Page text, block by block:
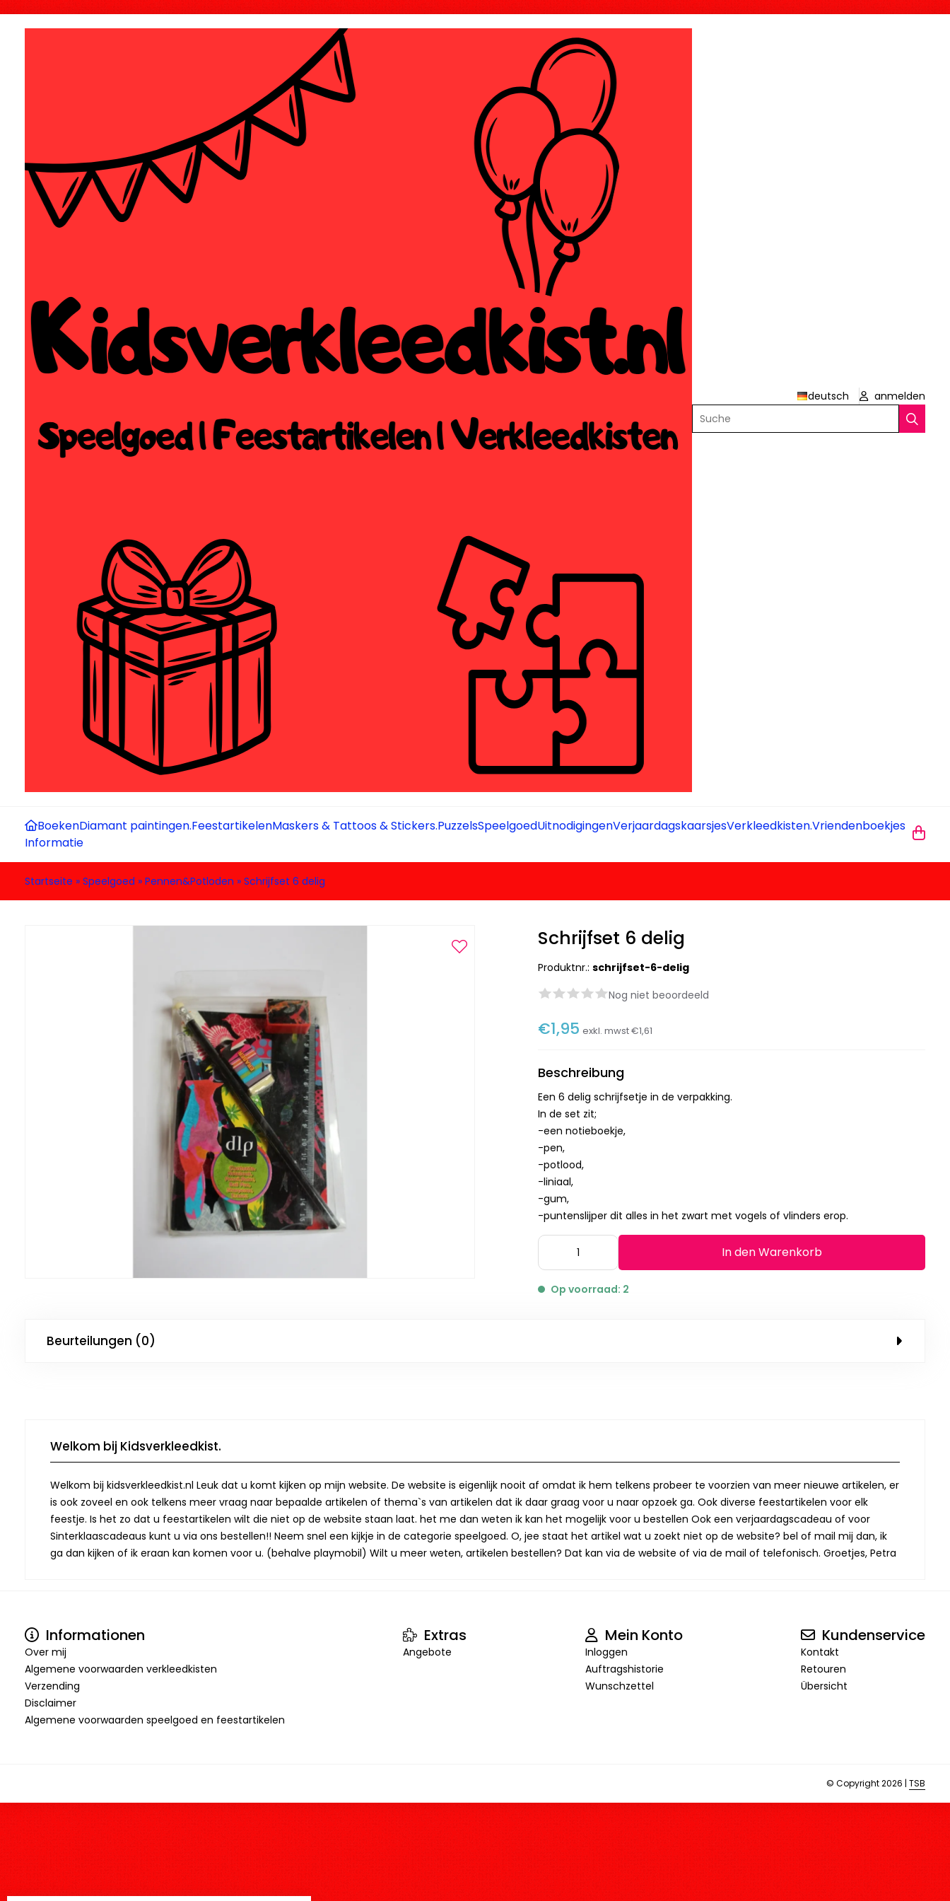
deutsch
anmelden
Suche
BoekenDiamant paintingen.FeestartikelenMaskers & Tattoos & Stickers.PuzzelsSpeelgoedUitnodigingenVerjaardagskaarsjesVerkleedkisten.Vriendenboekjes
Informatie
Startseite » Speelgoed » Pennen&Potloden » Schrijfset 6 delig
Schrijfset 6 delig
Produktnr.:schrijfset-6-delig
Nog niet beoordeeld
€1,95 exkl. mwst€1,61
Beschreibung
Een 6 delig schrijfsetje in de verpakking.
In de set zit;
-een notieboekje,
-pen,
-potlood,
-liniaal,
-gum,
-puntenslijper dit alles in het zwart met vogels of vlinders erop.
In den Warenkorb
Op voorraad: 2
Beurteilungen (0)
Welkom bij Kidsverkleedkist.
Welkom bij kidsverkleedkist.nl Leuk dat u komt kijken op mijn website. De website is eigenlijk nooit af omdat ik hem telkens probeer te voorzien van meer nieuwe artikelen, er
is ook zoveel en ook telkens meer vraag naar bepaalde artikelen of thema`s van artikelen dat ik daar graag voor u naar opzoek ga. Ook diverse feestartikelen voor elk
feestje. Is het zo dat u feestartikelen wilt die niet op de website staan laat. het me dan weten ik kan het mogelijk voor u bestellen Ook een verjaardagscadeau of voor
Sinterklaascadeaus kunt u via ons bestellen!! Neem snel een kijkje in de categorie speelgoed. O, jee staat het artikel wat u zoekt niet op de website? bel of mail mij dan, ik
ga dan kijken of ik eraan kan komen voor u. (behalve playmobil) Wilt u meer weten, artikelen bestellen? Dat kan via de website of via de mail of telefonisch. Groetjes, Petra
Informationen
Over mij
Algemene voorwaarden verkleedkisten
Verzending
Disclaimer
Algemene voorwaarden speelgoed en feestartikelen
Extras
Angebote
Mein Konto
Inloggen
Auftragshistorie
Wunschzettel
Kundenservice
Kontakt
Retouren
Übersicht
© Copyright 2026 | TSB